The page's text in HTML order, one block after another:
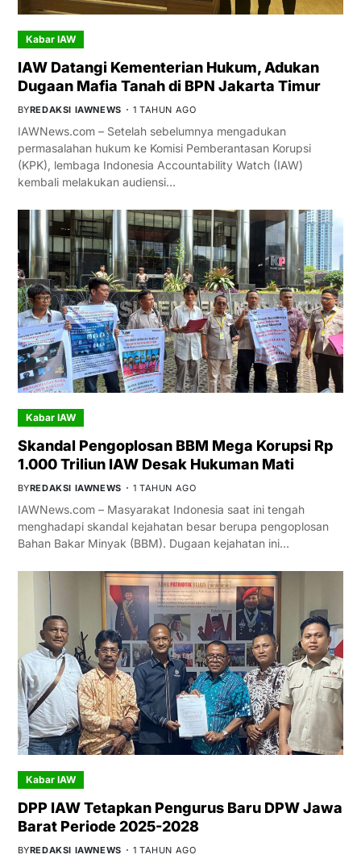
Kabar IAW
IAW Datangi Kementerian Hukum, Adukan
Dugaan Mafia Tanah di BPN Jakarta Timur
BYREDAKSI IAWNEWS 1 TAHUN AGO
IAWNews.com – Setelah sebelumnya mengadukan
permasalahan hukum ke Komisi Pemberantasan Korupsi
(KPK), lembaga Indonesia Accountability Watch (IAW)
kembali melakukan audiensi…
Kabar IAW
Skandal Pengoplosan BBM Mega Korupsi Rp
1.000 Triliun IAW Desak Hukuman Mati
BYREDAKSI IAWNEWS 1 TAHUN AGO
IAWNews.com – Masyarakat Indonesia saat ini tengah
menghadapi skandal kejahatan besar berupa pengoplosan
Bahan Bakar Minyak (BBM). Dugaan kejahatan ini…
Kabar IAW
DPP IAW Tetapkan Pengurus Baru DPW Jawa
Barat Periode 2025-2028
BYREDAKSI IAWNEWS 1 TAHUN AGO